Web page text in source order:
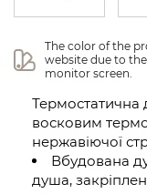
The color of the
website due to
monitor screen.
восковим
нержавіючої
Вбудована
душа,